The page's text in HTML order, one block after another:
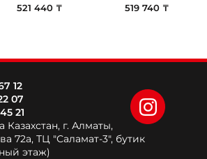
521 440 ₸ 519 740 ₸
12
07
21
Казахстан, г. Алматы,
72а, ТЦ "Саламат-3", бутик
этаж)